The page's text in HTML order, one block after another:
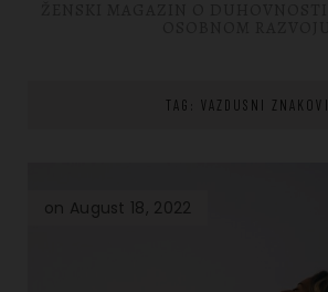
TAG: VAZDUSNI ZNAKOVI
on August 18, 2022